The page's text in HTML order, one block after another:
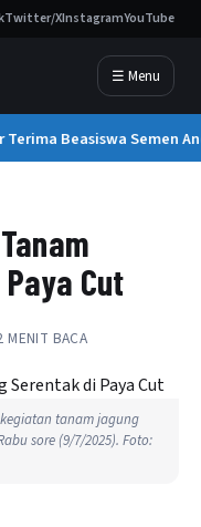
Twitter/XInstagramYouTube
☰ Menu
Beasiswa Semen
Cut
MENIT BACA
tanam jagung
sore (9/7/2025). Foto: